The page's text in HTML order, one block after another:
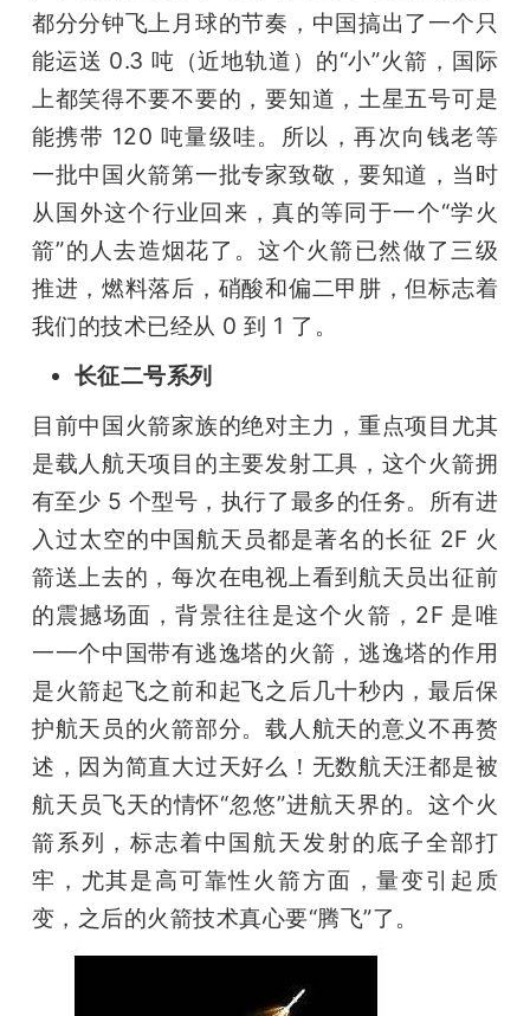
都分分钟飞上月球的节奏，中国搞出了一个只
能运送 0.3 吨（近地轨道）的“小”火箭，国际
上都笑得不要不要的，要知道，土星五号可是
能携带 120 吨量级哇。所以，再次向钱老等
一批中国火箭第一批专家致敬，要知道，当时
从国外这个行业回来，真的等同于一个“学火
箭”的人去造烟花了。这个火箭已然做了三级
推进，燃料落后，硝酸和偏二甲肼，但标志着
我们的技术已经从 0 到 1 了。
长征二号系列
目前中国火箭家族的绝对主力，重点项目尤其
是载人航天项目的主要发射工具，这个火箭拥
有至少 5 个型号，执行了最多的任务。所有进
入过太空的中国航天员都是著名的长征 2F 火
箭送上去的，每次在电视上看到航天员出征前
的震撼场面，背景往往是这个火箭，2F 是唯
一一个中国带有逃逸塔的火箭，逃逸塔的作用
是火箭起飞之前和起飞之后几十秒内，最后保
护航天员的火箭部分。载人航天的意义不再赘
述，因为简直大过天好么！无数航天汪都是被
航天员飞天的情怀“忽悠”进航天界的。这个火
箭系列，标志着中国航天发射的底子全部打
牢，尤其是高可靠性火箭方面，量变引起质
变，之后的火箭技术真心要“腾飞”了。